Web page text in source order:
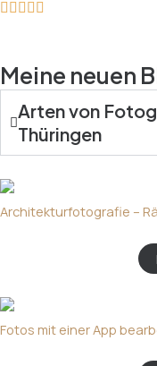
Meine neuen
Arten von
Thüringen
Architekturfotografie –
Fotos mit einer App